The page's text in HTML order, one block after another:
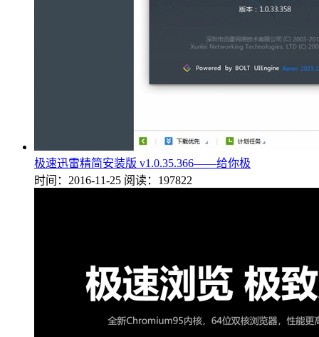
极速迅雷精简安装版 v1.0.35.366——给你极
时间：2016-11-25 阅读：197822